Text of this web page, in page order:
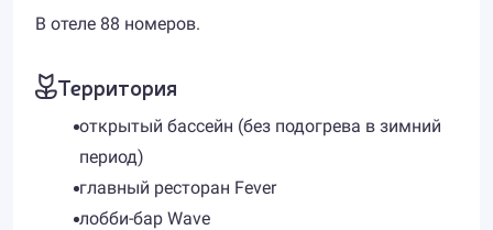
В отеле 88 номеров.
Территория
открытый бассейн (без подогрева в зимний
период)
главный ресторан Fever
лобби-бар Wave